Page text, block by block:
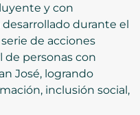
y con
durante el
de acciones
de personas con
José, logrando
inclusión social,